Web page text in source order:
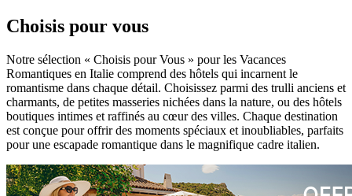
Choisis pour vous
Notre sélection « Choisis pour Vous » pour les Vacances
Romantiques en Italie comprend des hôtels qui incarnent le
romantisme dans chaque détail. Choisissez parmi des trulli anciens et
charmants, de petites masseries nichées dans la nature, ou des hôtels
boutiques intimes et raffinés au cœur des villes. Chaque destination
est conçue pour offrir des moments spéciaux et inoubliables, parfaits
pour une escapade romantique dans le magnifique cadre italien.